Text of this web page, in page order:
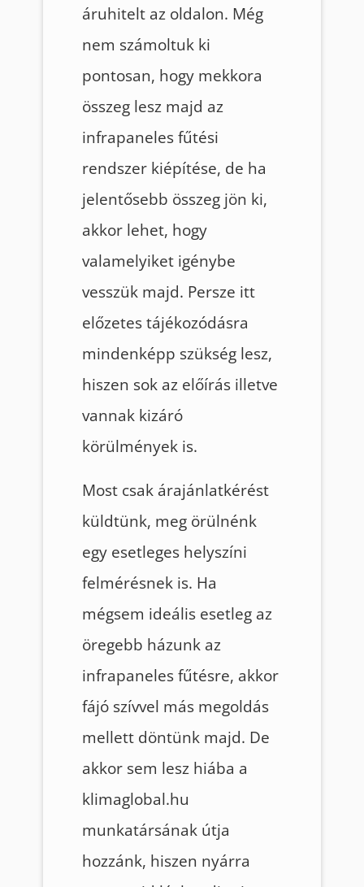
áruhitelt az oldalon. Még
nem számoltuk ki
pontosan, hogy mekkora
összeg lesz majd az
infrapaneles fűtési
rendszer kiépítése, de ha
jelentősebb összeg jön ki,
akkor lehet, hogy
valamelyiket igénybe
vesszük majd. Persze itt
előzetes tájékozódásra
mindenképp szükség lesz,
hiszen sok az előírás illetve
vannak kizáró
körülmények is.
Most csak árajánlatkérést
küldtünk, meg örülnénk
egy esetleges helyszíni
felmérésnek is. Ha
mégsem ideális esetleg az
öregebb házunk az
infrapaneles fűtésre, akkor
fájó szívvel más megoldás
mellett döntünk majd. De
akkor sem lesz hiába a
klimaglobal.hu
munkatársának útja
hozzánk, hiszen nyárra